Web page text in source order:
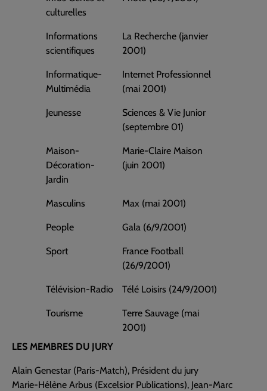
culturelles
Informations
scientifiques
La Recherche (janvier
2001)
Informatique-
Multimédia
Internet Professionnel
(mai 2001)
Jeunesse
Sciences & Vie Junior
(septembre 01)
Maison-
Décoration-
Jardin
Marie-Claire Maison
(juin 2001)
Masculins Max (mai 2001)
People Gala (6/9/2001)
Sport
France Football
(26/9/2001)
Télévision-Radio Télé Loisirs (24/9/2001)
Tourisme
Terre Sauvage (mai
2001)
LES MEMBRES DU JURY
Alain Genestar (Paris-Match), Président du jury
Marie-Hélène Arbus (Excelsior Publications), Jean-Marc